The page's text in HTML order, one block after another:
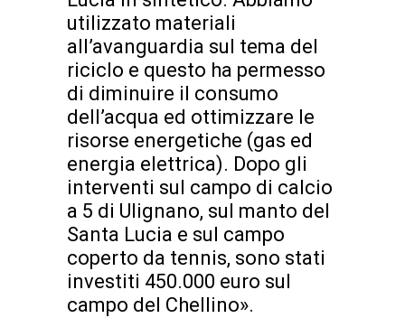
utilizzato materiali
all’avanguardia sul tema del
riciclo e questo ha permesso
di diminuire il consumo
dell’acqua ed ottimizzare le
risorse energetiche (gas ed
energia elettrica). Dopo gli
interventi sul campo di calcio
a 5 di Ulignano, sul manto del
Santa Lucia e sul campo
coperto da tennis, sono stati
investiti 450.000 euro sul
campo del Chellino».